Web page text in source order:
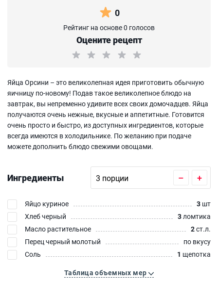
0
Рейтинг на основе 0 голосов
Оцените рецепт
Яйца Орсини – это великолепная идея приготовить обычную
яичницу по-новому! Подав такое великолепное блюдо на
завтрак, вы непременно удивите всех своих домочадцев. Яйца
получаются очень нежные, вкусные и аппетитные. Готовится
очень просто и быстро, из доступных ингредиентов, которые
всегда имеются в холодильнике. По желанию при подаче
можете дополнить блюдо свежими овощами.
Ингредиенты – +
Яйцо куриное 3 шт
Хлеб черный
3ломтика
Масло растительное
2ст.л.
Перец черный молотый
по вкусу
Соль
1 щепотка
Таблица объемных мер